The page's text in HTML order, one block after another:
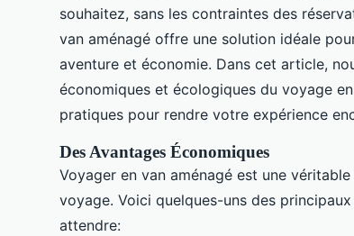
souhaitez, sans les contraintes des
van aménagé offre une solution idéale
aventure et économie. Dans cet article,
économiques et écologiques du voyage
pratiques pour rendre votre expérience
Des Avantages Économiques
Voyager en van aménagé est une
voyage. Voici quelques-uns des
attendre: